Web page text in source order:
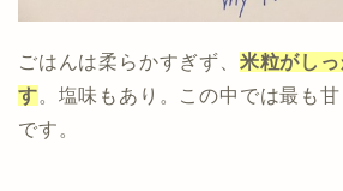
ごはんは柔らかすぎず、 米粒がし
す。塩味もあり。この中では最も
です。